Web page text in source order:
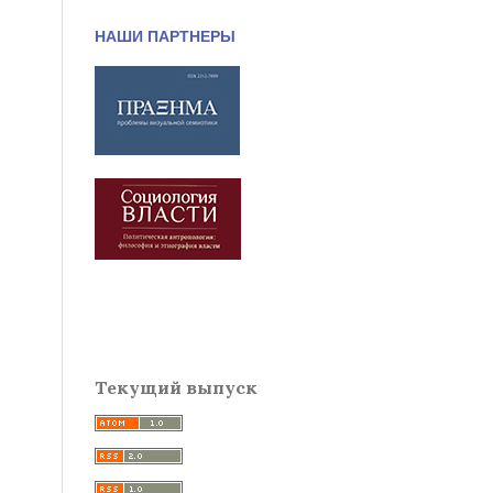
НАШИ ПАРТНЕРЫ
Текущий выпуск